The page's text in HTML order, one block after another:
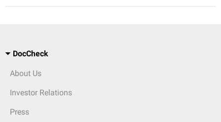
DocCheck
About Us
Investor Relations
Press